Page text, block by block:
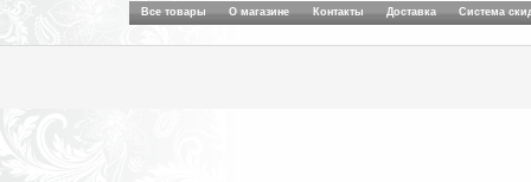
Все товары О магазине Контакты Доставка Система